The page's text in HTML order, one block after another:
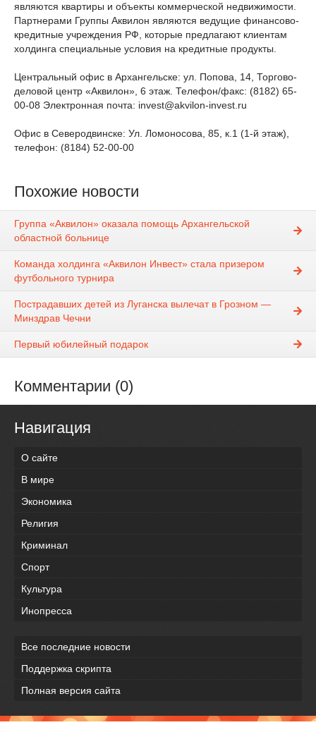
являются квартиры и объекты коммерческой недвижимости.
Партнерами Группы Аквилон являются ведущие финансово-
кредитные учреждения РФ, которые предлагают клиентам
холдинга специальные условия на кредитные продукты.
Центральный офис в Архангельске: ул. Попова, 14, Торгово-
деловой центр «Аквилон», 6 этаж. Телефон/факс: (8182) 65-
00-08 Электронная почта: invest@akvilon-invest.ru
Офис в Северодвинске: Ул. Ломоносова, 85, к.1 (1-й этаж),
телефон: (8184) 52-00-00
Похожие новости
Группа «Аквилон» оказала помощь Архангельской
областной больнице
Команда холдинга «Аквилон Инвест» стала призером
футбольного турнира
Пострадавших детей из Луганска вылечат в Грозном —
Минздрав Чечни
Первый юбилейный подарок
Комментарии (0)
Навигация
О сайте
В мире
Экономика
Религия
Криминал
Спорт
Культура
Инопресса
Все последние новости
Поддержка скрипта
Полная версия сайта